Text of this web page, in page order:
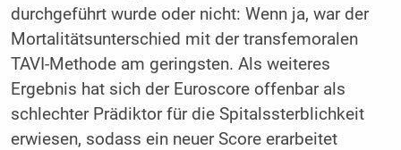
durchgeführt wurde oder nicht: Wenn ja, war der
Mortalitätsunterschied mit der transfemoralen
TAVI-Methode am geringsten. Als weiteres
Ergebnis hat sich der Euroscore offenbar als
schlechter Prädiktor für die Spitalssterblichkeit
erwiesen, sodass ein neuer Score erarbeitet